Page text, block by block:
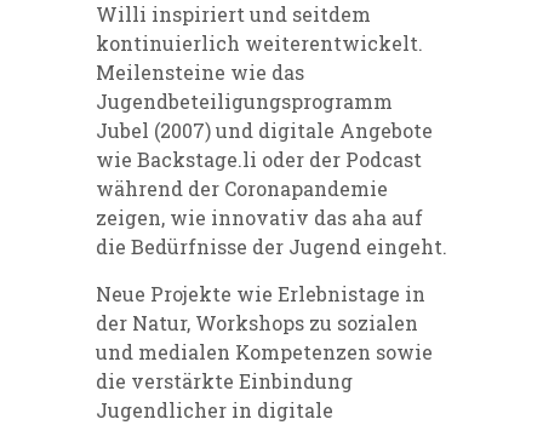
Willi inspiriert und seitdem
kontinuierlich weiterentwickelt.
Meilensteine wie das
Jugendbeteiligungsprogramm
Jubel (2007) und digitale Angebote
wie Backstage.li oder der Podcast
während der Coronapandemie
zeigen, wie innovativ das aha auf
die Bedürfnisse der Jugend eingeht.
Neue Projekte wie Erlebnistage in
der Natur, Workshops zu sozialen
und medialen Kompetenzen sowie
die verstärkte Einbindung
Jugendlicher in digitale